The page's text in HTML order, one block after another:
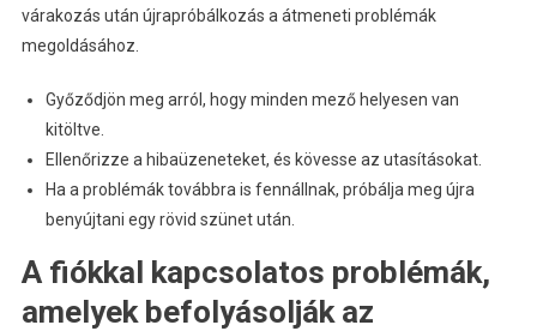
várakozás után újrapróbálkozás a átmeneti problémák
megoldásához.
Győződjön meg arról, hogy minden mező helyesen van
kitöltve.
Ellenőrizze a hibaüzeneteket, és kövesse az utasításokat.
Ha a problémák továbbra is fennállnak, próbálja meg újra
benyújtani egy rövid szünet után.
A fiókkal kapcsolatos problémák,
amelyek befolyásolják az